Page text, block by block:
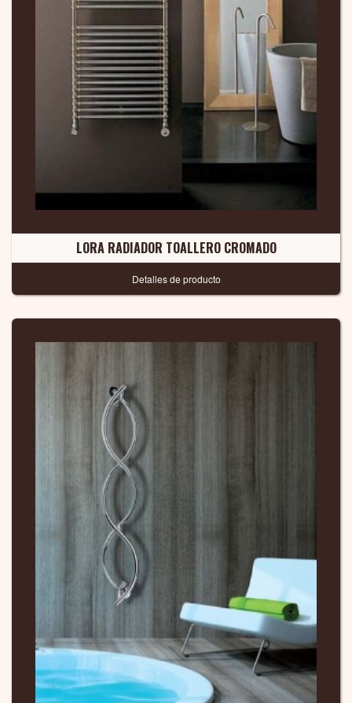
LORA RADIADOR TOALLERO CROMADO
Detalles de producto